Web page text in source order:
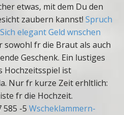
etwas, mit dem Du den
zaubern kannst! Spruch
elegant Geld wnschen
sowohl fr die Braut als auch
Geschenk. Ein lustiges
Hochzeitsspiel ist
Nur fr kurze Zeit erhltlich:
fr die Hochzeit.
585 -5 Wscheklammern-